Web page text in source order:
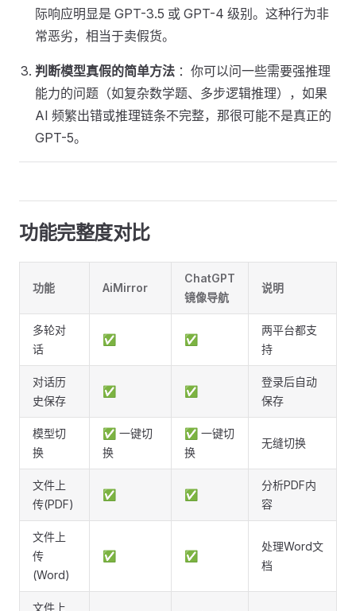
际响应明显是 GPT-3.5 或 GPT-4 级别。这种行为非
常恶劣，相当于卖假货。
判断模型真假的简单方法 ：你可以问一些需要强推理
能力的问题（如复杂数学题、多步逻辑推理），如果
AI 频繁出错或推理链条不完整，那很可能不是真正的
GPT-5。
功能完整度对比 ​
功能 AiMirror
ChatGPT
镜像导航
说明
多轮对
话
✅ ✅
两平台都支
持
对话历
史保存
✅ ✅
登录后自动
保存
模型切
换
✅ 一键切
换
✅ 一键切
换
无缝切换
文件上
传(PDF)
✅ ✅
分析PDF内
容
文件上
传
(Word)
✅ ✅
处理Word文
档
文件上